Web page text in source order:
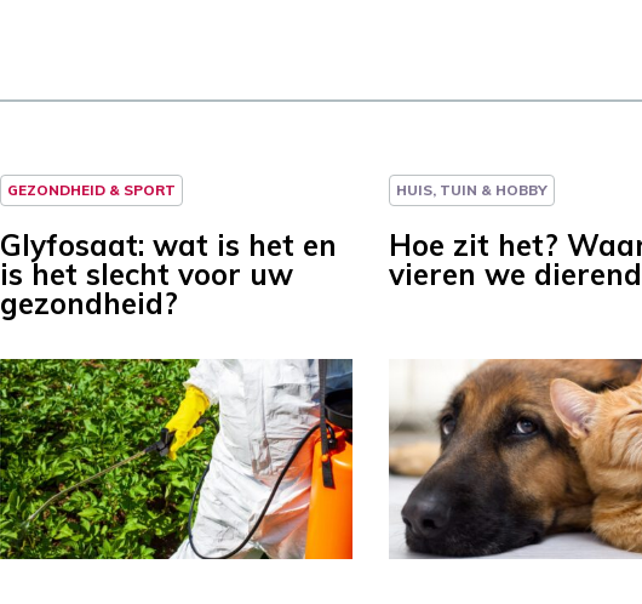
GEZONDHEID & SPORT
Glyfosaat: wat is het en
is het slecht voor uw
gezondheid?
HUIS, TUIN & HOBBY
Hoe zit het?
vieren we